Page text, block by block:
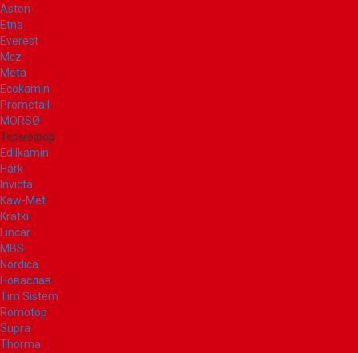
Aston
Etna
Everest
Mcz
Meta
Ecokamin
Prometall
MORSØ
Термофор
Edilkamin
Hark
Invicta
Kaw-Met
Kratki
Lincar
MBS
Nordica
Новаслав
Tim Sistem
Romotop
Supra
Thorma